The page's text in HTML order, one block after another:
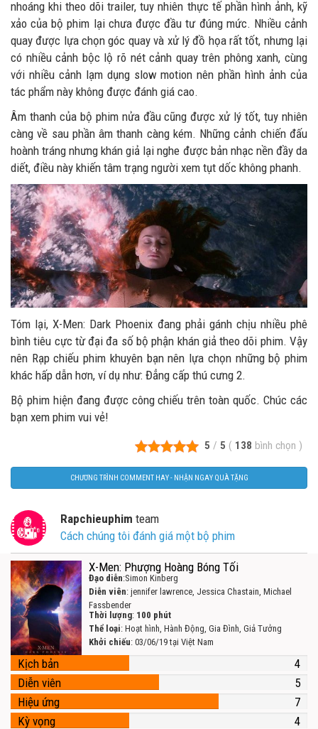
nhoáng khi theo dõi trailer, tuy nhiên thực tế phần hình ảnh, kỹ
xảo của bộ phim lại chưa được đầu tư đúng mức. Nhiều cảnh
quay được lựa chọn góc quay và xử lý đồ họa rất tốt, nhưng lại
có nhiều cảnh bộc lộ rõ nét cảnh quay trên phông xanh, cùng
với nhiều cảnh lạm dụng slow motion nên phần hình ảnh của
tác phẩm này không được đánh giá cao.
Âm thanh của bộ phim nửa đầu cũng được xử lý tốt, tuy nhiên
càng về sau phần âm thanh càng kém. Những cảnh chiến đấu
hoành tráng nhưng khán giả lại nghe được bản nhạc nền đầy da
diết, điều này khiến tâm trạng người xem tụt dốc không phanh.
Tóm lại, X-Men: Dark Phoenix đang phải gánh chịu nhiều phê
bình tiêu cực từ đại đa số bộ phận khán giả theo dõi phim. Vậy
nên Rạp chiếu phim khuyên bạn nên lựa chọn những bộ phim
khác hấp dẫn hơn, ví dụ như: Đẳng cấp thú cưng 2.
Bộ phim hiện đang được công chiếu trên toàn quốc. Chúc các
bạn xem phim vui vẻ!
5 / 5 ( 138 bình chọn )
CHƯƠNG TRÌNH COMMENT HAY - NHẬN NGAY QUÀ TẶNG
Rapchieuphim team
Cách chúng tôi đánh giá một bộ phim
X-Men: Phượng Hoàng Bóng Tối
Đạo diễn:Simon Kinberg
Diễn viên: jennifer lawrence, Jessica Chastain, Michael
Fassbender
Thời lượng: 100 phút
Thể loại: Hoạt hình, Hành Động, Gia Đình, Giả Tưởng
Khởi chiếu: 03/06/19 tại Việt Nam
Kịch bản
4
Diễn viên
5
Hiệu ứng
7
Kỳ vọng
4